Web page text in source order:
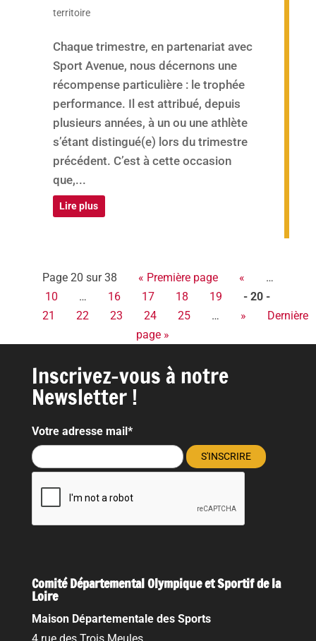
territoire
Chaque trimestre, en partenariat avec
Sport Avenue, nous décernons une
récompense particulière : le trophée
performance. Il est attribué, depuis
plusieurs années, à un ou une athlète
s’étant distingué(e) lors du trimestre
précédent. C’est à cette occasion
que,...
Lire plus
Page 20 sur 38 « Première page «
…
10
… 16 17 18 19
- 20 -
21
22 23 24 25 … »
Dernière
page »
Inscrivez-vous à notre
Newsletter !
Votre adresse mail*
Comité Départemental Olympique et Sportif de la
Loire
Maison Départementale des Sports